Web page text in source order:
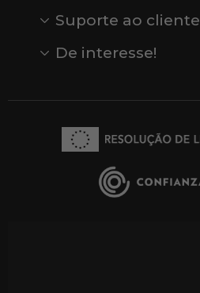
Suporte ao cliente
Comentários
Comentários do Google
De interesse!